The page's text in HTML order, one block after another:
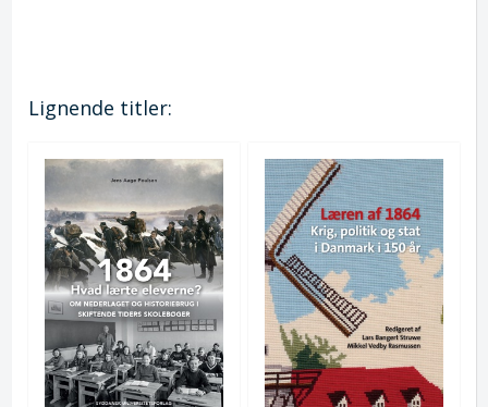
Lignende titler: